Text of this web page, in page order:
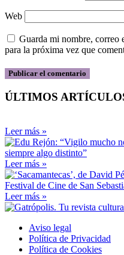
Web
Guarda mi nombre, correo
para la próxima vez que
ÚLTIMOS
Leer más »
Leer más »
Leer más »
Aviso legal
Política de Privacidad
Política de Cookies